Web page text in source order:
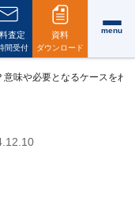
査定
間受付
資料
ダウンロード
menu
意味や必要となるケースをわ